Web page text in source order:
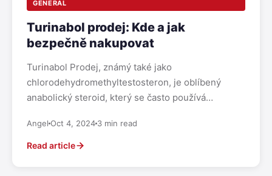
GENERAL
Turinabol prodej: Kde a jak
bezpečně nakupovat
Turinabol Prodej, známý také jako
chlorodehydromethyltestosteron, je oblíbený
anabolický steroid, který se často používá
Angel Oct 4, 2024 3 min read
Read article